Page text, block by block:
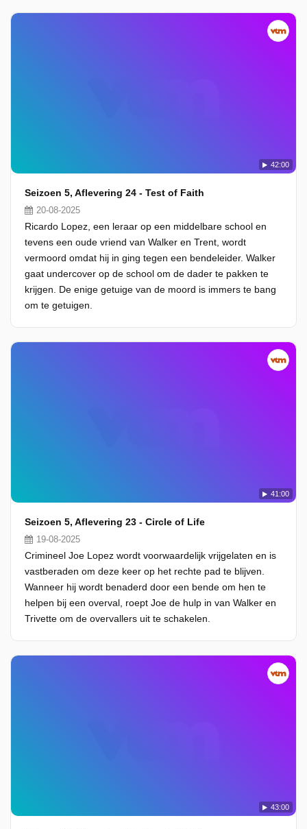
42:00
Seizoen 5, Aflevering 24 - Test of Faith
20-08-2025
Ricardo Lopez, een leraar op een middelbare school en
tevens een oude vriend van Walker en Trent, wordt
vermoord omdat hij in ging tegen een bendeleider. Walker
gaat undercover op de school om de dader te pakken te
krijgen. De enige getuige van de moord is immers te bang
om te getuigen.
41:00
Seizoen 5, Aflevering 23 - Circle of Life
19-08-2025
Crimineel Joe Lopez wordt voorwaardelijk vrijgelaten en is
vastberaden om deze keer op het rechte pad te blijven.
Wanneer hij wordt benaderd door een bende om hen te
helpen bij een overval, roept Joe de hulp in van Walker en
Trivette om de overvallers uit te schakelen.
43:00